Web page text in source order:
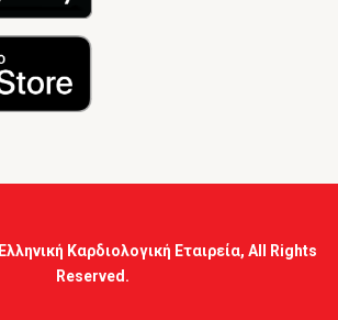
Ελληνική Καρδιολογική Εταιρεία, All Rights
Reserved.